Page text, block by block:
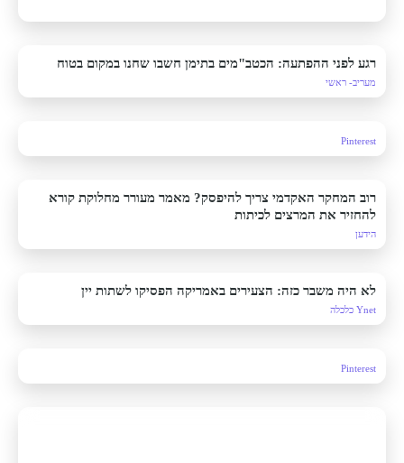
רגע לפני ההפתעה: הכטב"מים בתימן חשבו שחנו במקום בטוח
מעריב- ראשי
Pinterest
רוב המחקר האקדמי צריך להיפסק? מאמר מעורר מחלוקת קורא
להחזיר את המרצים לכיתות
הידען
לא היה משבר כזה: הצעירים באמריקה הפסיקו לשתות יין
Ynet כלכלה
Pinterest